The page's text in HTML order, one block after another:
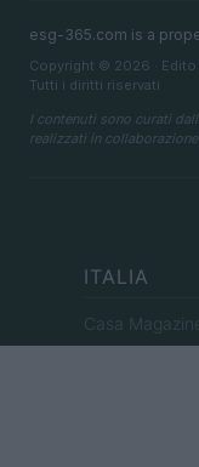
esg-365.com is a
Copyright © 2026 ·
Tutti i diritti riservati
I contenuti sono curati
realizzati in
ITALIA
Casa Magazine